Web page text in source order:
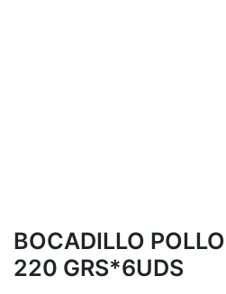
BOCADILLO
220 GRS*6UDS